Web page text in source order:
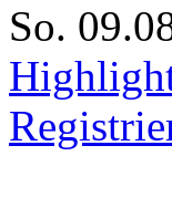
So.